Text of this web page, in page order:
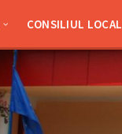
CONSILIUL LOCAL